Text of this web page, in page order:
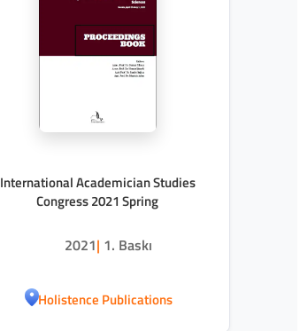
International Academician Studies
Congress 2021 Spring
2021| 1. Baskı
Holistence Publications